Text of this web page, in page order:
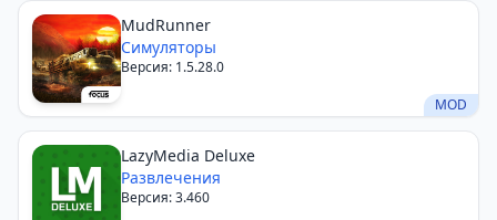
MudRunner
Симуляторы
Версия: 1.5.28.0
MOD
LazyMedia Deluxe
Развлечения
Версия: 3.460